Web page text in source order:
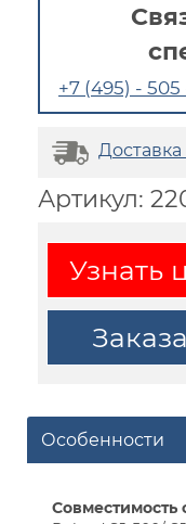
+7 (495) - 505
Доставка
Артикул:
Узнать
Особенности
Совместимость